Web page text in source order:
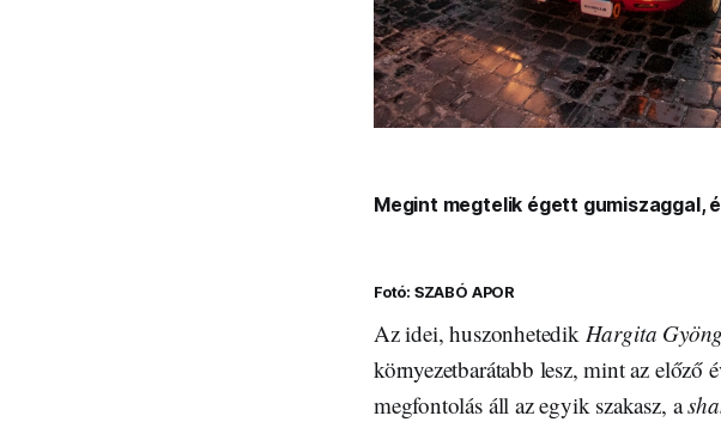
Megint megtelik égett gumiszaggal,
Fotó: SZABÓ APOR
Az idei, huszonhetedik Hargita
környezetbarátabb lesz, mint az előző
megfontolás áll az egyik szakasz, a